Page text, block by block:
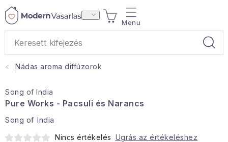
Ugrás
KOSÁR
Otthoni illatok
Teák
Nádas aroma diffúzorok
Song of India
Pure Works - Pacsuli és Narancs
Song of India
Nincs értékelés Ugrás az értékeléshez